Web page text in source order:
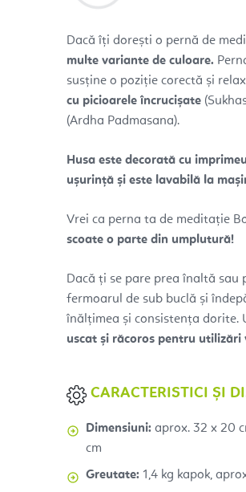
Dacă îți dorești o pernă de
multe variante de culoare.
susține o poziție corectă și
cu picioarele încrucișate
(Ardha Padmasana).
Husa este decorată cu
ușurință și este lavabilă la
Vrei ca perna ta de meditație
scoate o parte din umplutură!
Dacă ți se pare prea înaltă sau
fermoarul de sub buclă și
înălțimea și consistența dorite.
uscat și răcoros pentru utilizări
CARACTERISTICI ȘI
Dimensiuni: aprox. 32 x 20
cm
Greutate: 1,4 kg kapok,